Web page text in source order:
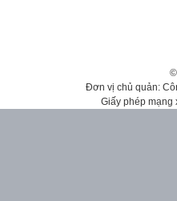
Đơn vị chủ quản:
Giấy phép mạng